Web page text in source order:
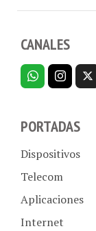
CANALES
PORTADAS
Dispositivos
Telecom
Aplicaciones
Internet